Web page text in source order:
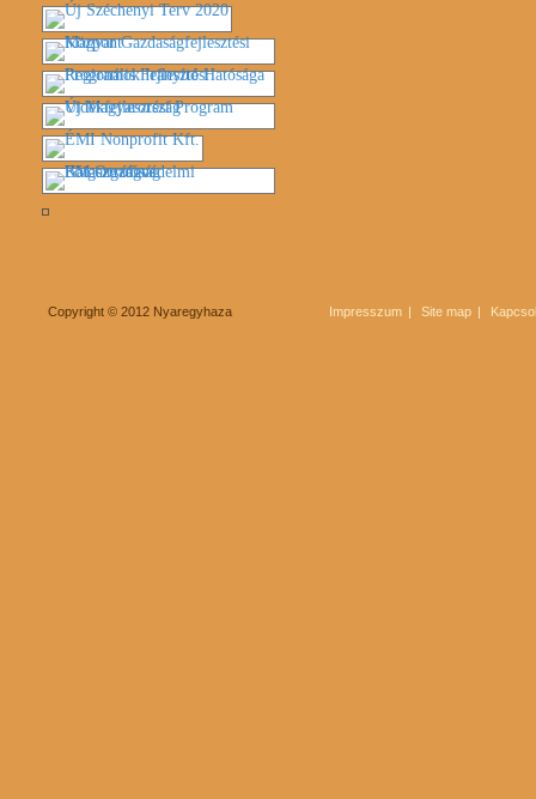
Copyright © 2012 Nyaregyhaza Impresszum Site map